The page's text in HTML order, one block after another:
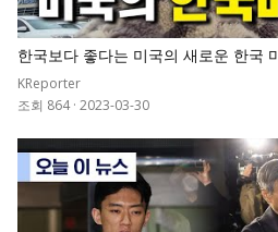
한국보다 좋다는 미국의 새로운 한국
KReporter
조회 864 · 2023-03-30